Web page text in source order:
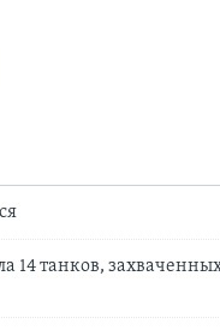
14 танков,